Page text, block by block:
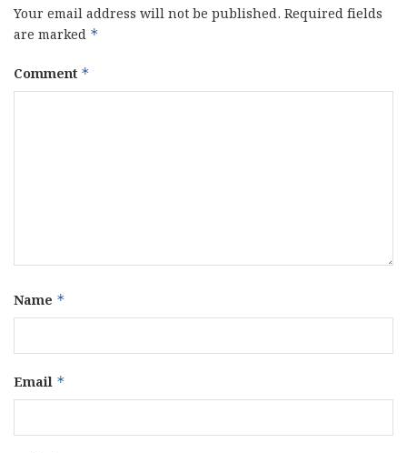
Your email address will not be published. Required fields
are marked *
Comment *
Name *
Email *